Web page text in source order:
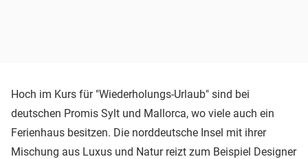
Hoch im Kurs für "Wiederholungs-Urlaub" sind bei
deutschen Promis Sylt und Mallorca, wo viele auch ein
Ferienhaus besitzen. Die norddeutsche Insel mit ihrer
Mischung aus Luxus und Natur reizt zum Beispiel Designer